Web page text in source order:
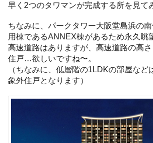
早く2つのタワマンが完成する所を見て
ちなみに、パークタワー大阪堂島浜の
用棟であるANNEX棟があるため永久眺
高速道路はありますが、高速道路の高
住戸…欲しいですね〜。
（ちなみに、低層階の1LDKの部屋など
象外住戸となります）